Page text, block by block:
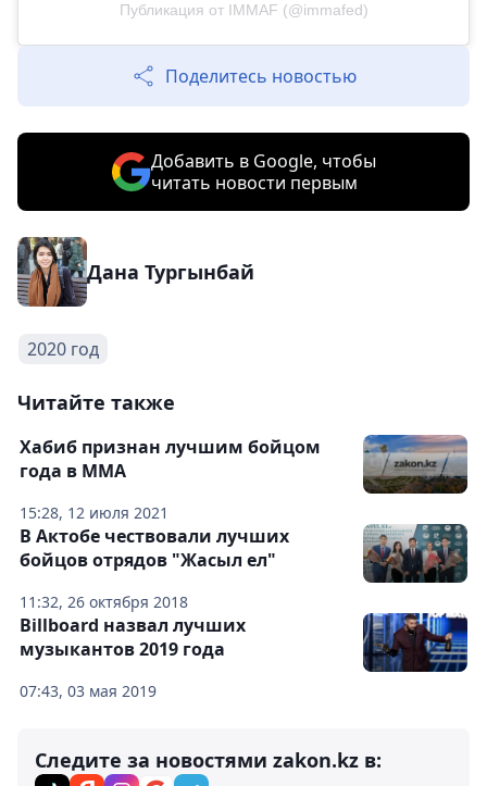
Публикация от IMMAF (@immafed)
Поделитесь новостью
Добавить в Google, чтобы
читать новости первым
Дана Тургынбай
2020 год
Читайте также
15:28, 12 июля 2021
Хабиб признан лучшим бойцом
года в ММА
11:32, 26 октября 2018
В Актобе чествовали лучших
бойцов отрядов "Жасыл ел"
07:43, 03 мая 2019
Billboard назвал лучших
музыкантов 2019 года
Следите за новостями zakon.kz в: